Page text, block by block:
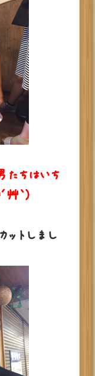
たちはいち
艸｀)
ットしまし